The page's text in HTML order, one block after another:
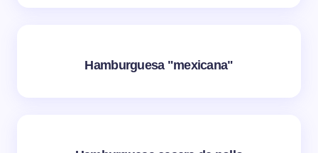
Hamburguesa "mexicana"